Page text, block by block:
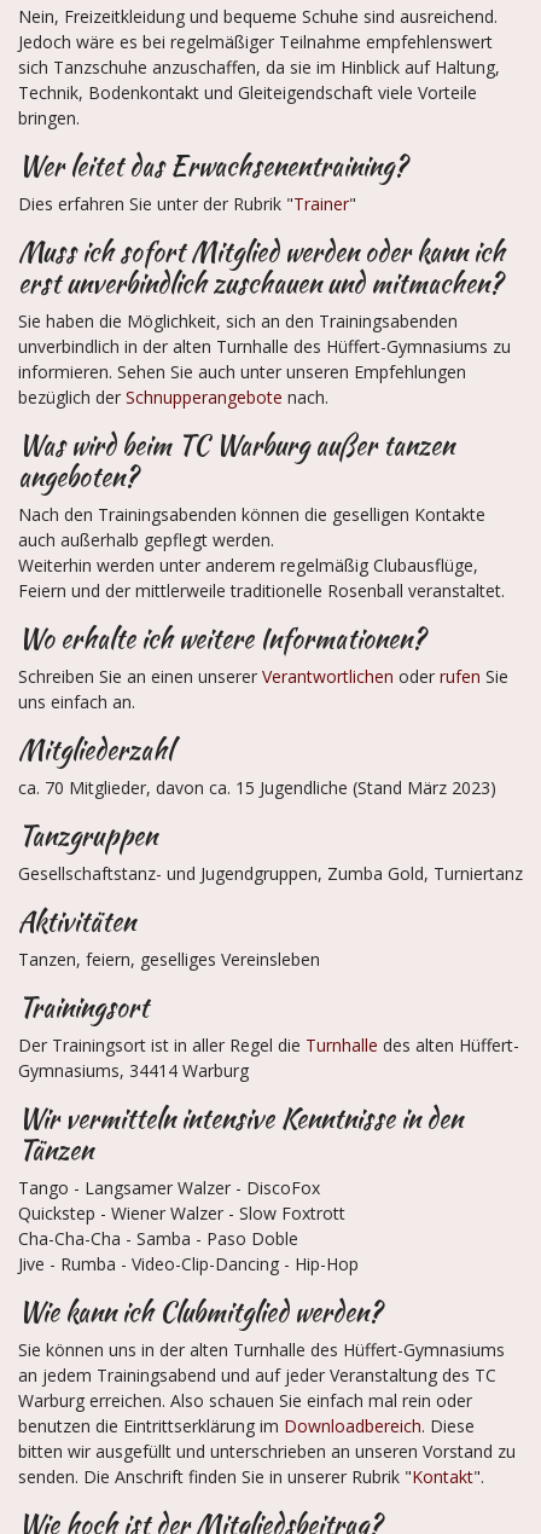
Nein, Freizeitkleidung und bequeme Schuhe sind ausreichend.
Jedoch wäre es bei regelmäßiger Teilnahme empfehlenswert
sich Tanzschuhe anzuschaffen, da sie im Hinblick auf Haltung,
Technik, Bodenkontakt und Gleiteigendschaft viele Vorteile
bringen.
Wer leitet das Erwachsenentraining?
Dies erfahren Sie unter der Rubrik "Trainer"
Muss ich sofort Mitglied werden oder kann ich
erst unverbindlich zuschauen und mitmachen?
Sie haben die Möglichkeit, sich an den Trainingsabenden
unverbindlich in der alten Turnhalle des Hüffert-Gymnasiums zu
informieren. Sehen Sie auch unter unseren Empfehlungen
bezüglich der Schnupperangebote nach.
Was wird beim TC Warburg außer tanzen
angeboten?
Nach den Trainingsabenden können die geselligen Kontakte
auch außerhalb gepflegt werden.
Weiterhin werden unter anderem regelmäßig Clubausflüge,
Feiern und der mittlerweile traditionelle Rosenball veranstaltet.
Wo erhalte ich weitere Informationen?
Schreiben Sie an einen unserer Verantwortlichen oder rufen Sie
uns einfach an.
Mitgliederzahl
ca. 70 Mitglieder, davon ca. 15 Jugendliche (Stand März 2023)
Tanzgruppen
Gesellschaftstanz- und Jugendgruppen, Zumba Gold, Turniertanz
Aktivitäten
Tanzen, feiern, geselliges Vereinsleben
Trainingsort
Der Trainingsort ist in aller Regel die Turnhalle des alten Hüffert-
Gymnasiums, 34414 Warburg
Wir vermitteln intensive Kenntnisse in den
Tänzen
Tango - Langsamer Walzer - DiscoFox
Quickstep - Wiener Walzer - Slow Foxtrott
Cha-Cha-Cha - Samba - Paso Doble
Jive - Rumba - Video-Clip-Dancing - Hip-Hop
Wie kann ich Clubmitglied werden?
Sie können uns in der alten Turnhalle des Hüffert-Gymnasiums
an jedem Trainingsabend und auf jeder Veranstaltung des TC
Warburg erreichen. Also schauen Sie einfach mal rein oder
benutzen die Eintrittserklärung im Downloadbereich. Diese
bitten wir ausgefüllt und unterschrieben an unseren Vorstand zu
senden. Die Anschrift finden Sie in unserer Rubrik "Kontakt".
Wie hoch ist der Mitgliedsbeitrag?